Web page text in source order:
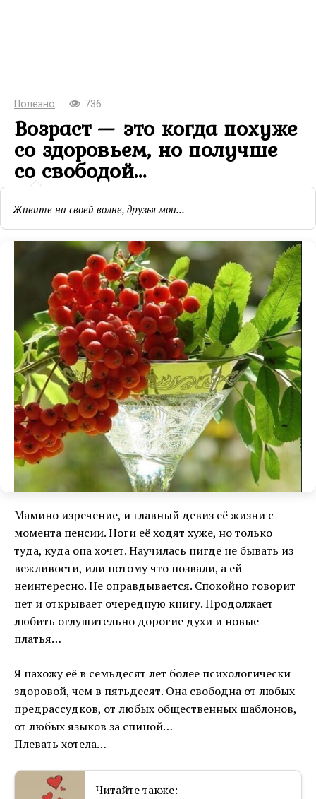
Полезно 736
Возраст — это когда похуже
со здоровьем, но получше
со свободой…
Живите на своей волне, друзья мои...
Мамино изречение, и главный девиз её жизни с
момента пенсии. Ноги её ходят хуже, но только
туда, куда она хочет. Научилась нигде не бывать из
вежливости, или потому что позвали, а ей
неинтересно. Не оправдывается. Спокойно говорит
нет и открывает очередную книгу. Продолжает
любить оглушительно дорогие духи и новые
платья…
Я нахожу её в семьдесят лет более психологически
здоровой, чем в пятьдесят. Она свободна от любых
предрассудков, от любых общественных шаблонов,
от любых языков за спиной…
Плевать хотела…
Читайте также: